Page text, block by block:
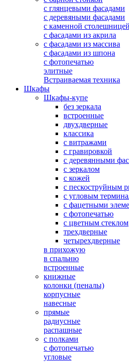
с глянцевыми фасадами
с деревяными фасадами
с каменной столешницей
с фасадами из акрила
с фасадами из массива
с фасадами из шпона
с фотопечатью
элитные
Встраиваемая техника
Шкафы
Шкафы-купе
без зеркала
встроенные
двухдверные
классика
с витражами
с гравировкой
с деревянными
с зеркалом
с кожей
с пескоструйным
с угловым
с фацетными
с фотопечатью
с цветным стеклом
трехдверные
четырехдверные
в прихожую
в спальню
встроенные
книжные
колонки (пеналы)
корпусные
навесные
прямые
радиусные
распашные
с полками
с фотопечатью
угловые